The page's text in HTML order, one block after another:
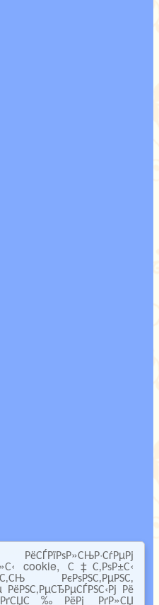
cookie, С‡С‚РѕР±С‹
РєРѕРЅС‚РµРЅС‚
РёРЅС‚РµСЂРµСЃРЅС‹Рј Рё
РґР»СЏ
Частушки Ноты
Аудиокниги